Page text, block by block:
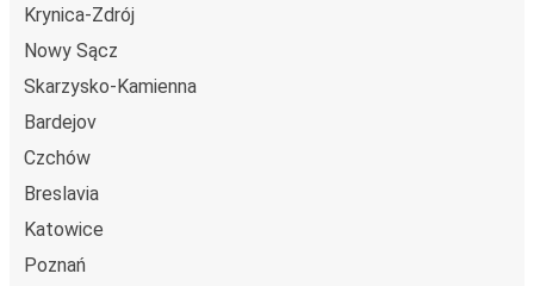
Krynica-Zdrój
Nowy Sącz
Skarzysko-Kamienna
Bardejov
Czchów
Breslavia
Katowice
Poznań